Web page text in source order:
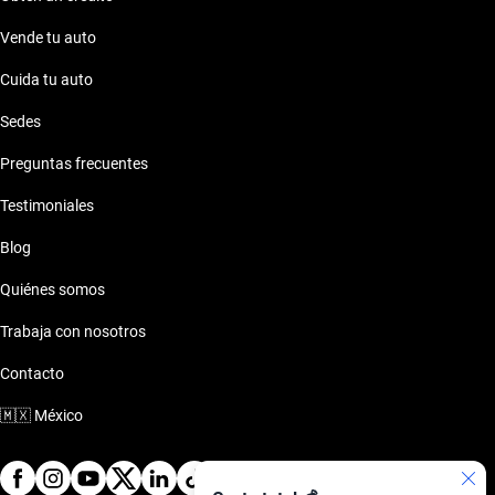
Vende tu auto
Cuida tu auto
Sedes
Preguntas frecuentes
Testimoniales
Blog
Quiénes somos
Trabaja con nosotros
Contacto
🇲🇽 México